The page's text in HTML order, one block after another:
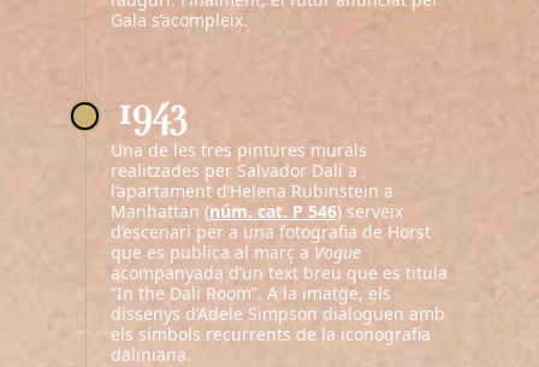
Gala s’acompleix.
1943
Una de les tres pintures murals
realitzades per Salvador Dalí a
l’apartament d’Helena Rubinstein a
Manhattan (núm. cat. P 546) serveix
d’escenari per a una fotografia de Horst
que es publica al març a Vogue
acompanyada d’un text breu que es titula
“In the Dali Room”. A la imatge, els
dissenys d’Adele Simpson dialoguen amb
els símbols recurrents de la iconografia
daliniana.